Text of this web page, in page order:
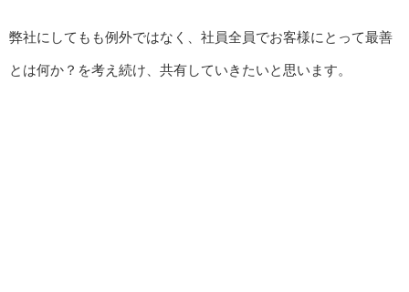
弊社にしてもも例外ではなく、社員全員でお客様にとって最善
とは何か？を考え続け、共有していきたいと思います。